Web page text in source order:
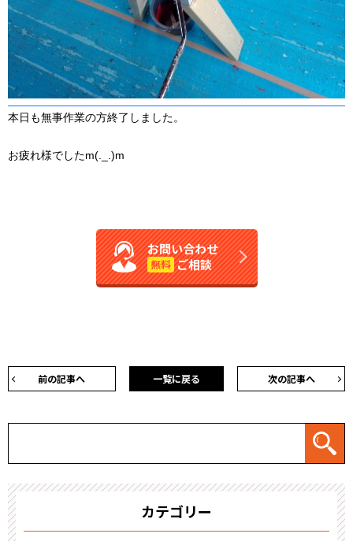
本日も無事作業の方終了しました。
お疲れ様でしたm(._.)m
お問い合わせ
無料 ご相談
前の記事へ 次の記事へ
一覧に戻る
カテゴリー